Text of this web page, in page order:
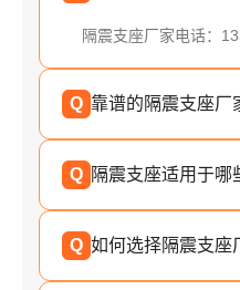
隔震支座厂家电话：
Q 靠谱的隔震支座厂
Q 隔震支座适用于哪
Q 如何选择隔震支座